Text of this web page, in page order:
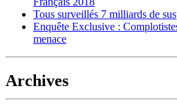
Tous surveillés 7 milliards de
Enquête Exclusive :
menace
Archives